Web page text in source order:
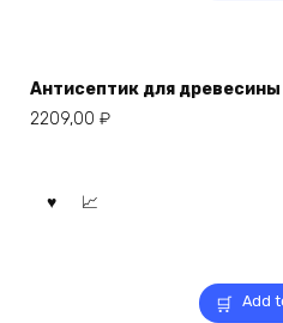
Антисептик для
2209,00 ₽
Add